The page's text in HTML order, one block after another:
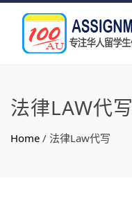
法律LAW代写
Home / 法律Law代写